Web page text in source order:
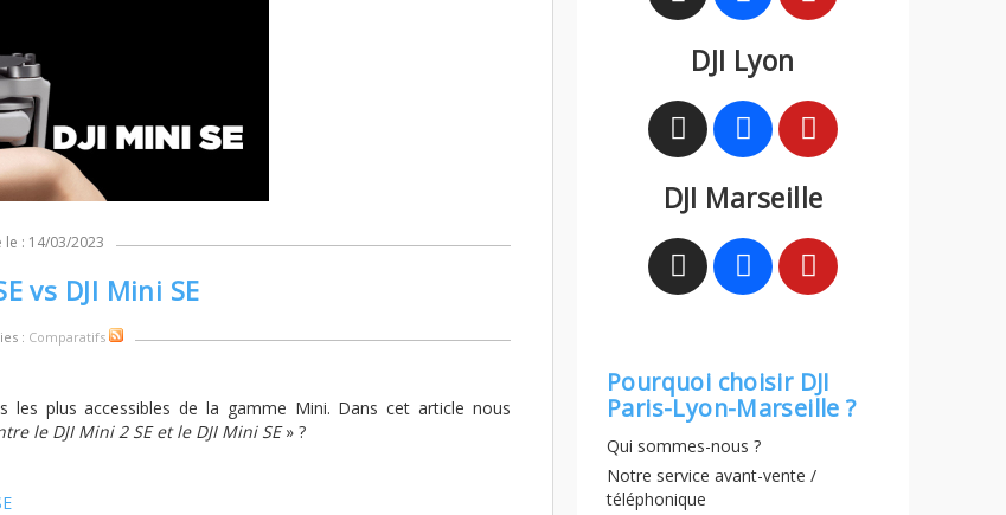
le : 14/03/2023
vs DJI Mini SE
: Comparatifs
plus accessibles de la gamme Mini. Dans cet article nous
le DJI Mini 2 SE et le DJI Mini SE» ?
DJI Lyon
DJI Marseille
Pourquoi choisir DJI
Paris-Lyon-Marseille ?
Qui sommes-nous ?
Notre service avant-vente /
téléphonique